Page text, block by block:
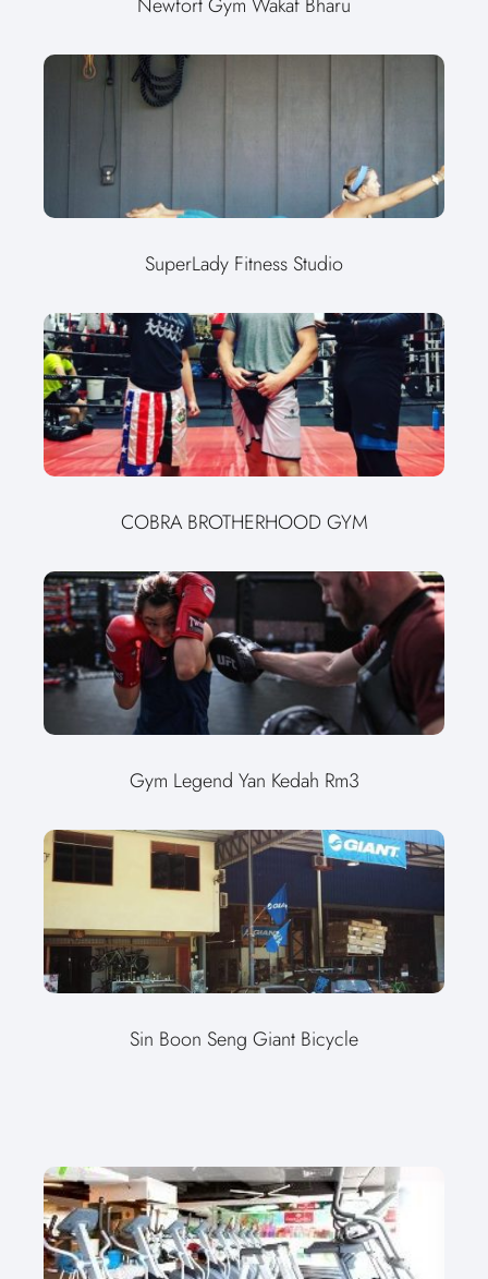
SuperLady Fitness Studio
COBRA BROTHERHOOD GYM
Gym Legend Yan Kedah Rm3
Sin Boon Seng Giant Bicycle